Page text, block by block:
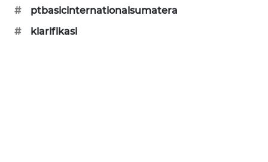
#
ptbasicinternationalsumatera
#
klarifikasi